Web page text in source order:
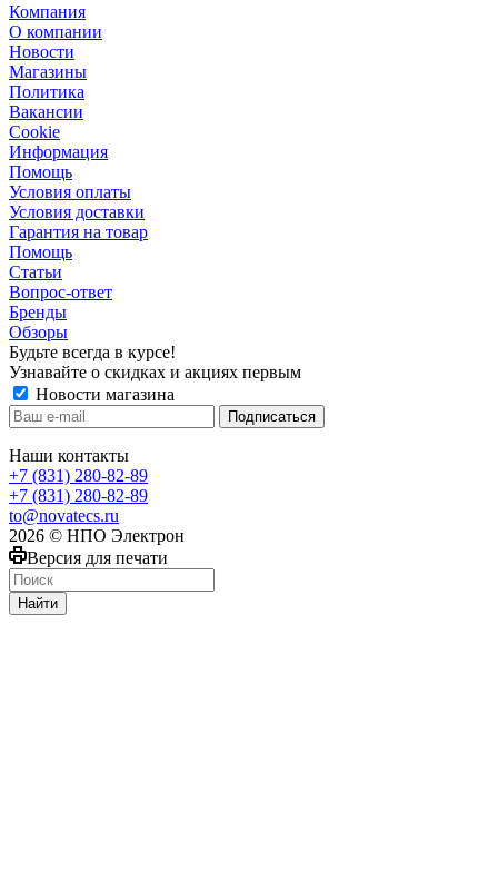
Компания
О компании
Новости
Магазины
Политика
Вакансии
Сookie
Информация
Помощь
Условия оплаты
Условия доставки
Гарантия на товар
Помощь
Статьи
Вопрос-ответ
Бренды
Обзоры
Будьте всегда в курсе!
Узнавайте о скидках и акциях первым
Новости магазина
Наши контакты
+7 (831) 280-82-89
+7 (831) 280-82-89
to@novatecs.ru
2026 © НПО Электрон
Версия для печати
Найти